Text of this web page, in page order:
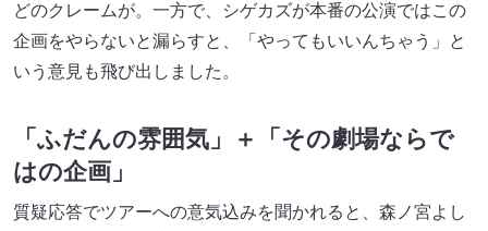
どのクレームが。一方で、シゲカズが本番の公演ではこの
企画をやらないと漏らすと、「やってもいいんちゃう」と
いう意見も飛び出しました。
「ふだんの雰囲気」＋「その劇場ならで
はの企画」
質疑応答でツアーへの意気込みを聞かれると、森ノ宮よし